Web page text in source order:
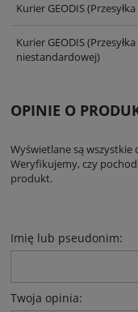
Kurier GEODIS
Kurier GEODIS
niestandardowej)
OPINIE O
Wyświetlane są
Weryfikujemy, czy
produkt.
Imię lub pseudonim:
Twoja opinia: